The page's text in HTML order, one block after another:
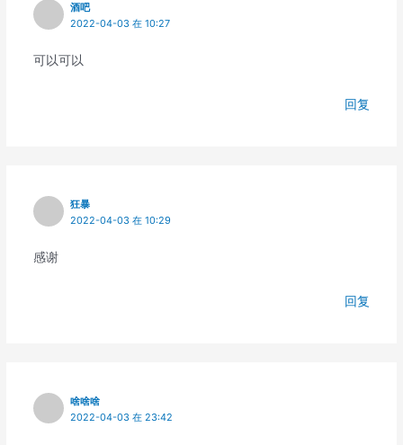
酒吧
2022-04-03 在 10:27
可以可以
回复
狂暴
2022-04-03 在 10:29
感谢
回复
啥啥啥
2022-04-03 在 23:42